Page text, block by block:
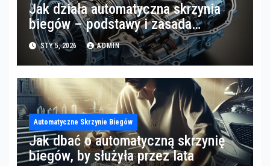
Jak działa automatyczna skrzynia
biegów – podstawy i zasada
działania
STY 5, 2026 ADMIN
Automatyczne Skrzynie Biegów
Jak dbać o automatyczną skrzynię
biegów, by służyła przez lata